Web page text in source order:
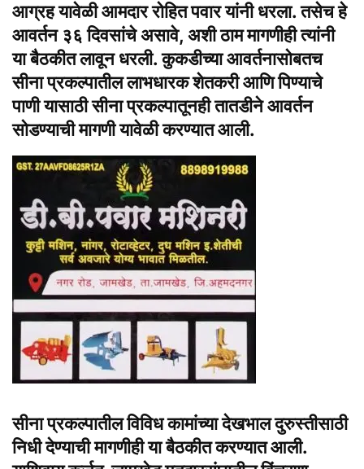
आग्रह यावेळी आमदार रोहित पवार यांनी धरला. तसेच हे
आवर्तन ३६ दिवसांचे असावे, अशी ठाम मागणीही त्यांनी
या बैठकीत लावून धरली. कुकडीच्या आवर्तनासोबतच
सीना प्रकल्पातील लाभधारक शेतकरी आणि पिण्याचे
पाणी यासाठी सीना प्रकल्पातूनही तातडीने आवर्तन
सोडण्याची मागणी यावेळी करण्यात आली.
सीना प्रकल्पातील विविध कामांच्या देखभाल दुरुस्तीसाठी
निधी देण्याची मागणीही या बैठकीत करण्यात आली.